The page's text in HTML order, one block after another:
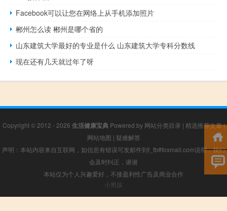
Facebook可以让您在网络上从手机添加照片
郴州怎么读 郴州是哪个省的
山东建筑大学最好的专业是什么 山东建筑大学专科分数线
现在还有几天就过年了呀
Copyright © 2012 - 2026 生活健康宝典Powered by 网站分类目录 | 精选推荐文章|
网站地图 | 疑难解答
声明：本站内容来自互联网，如信息有错误可发邮件到f_fb#foxmail.com说明，我们
会及时纠正，谢谢
本站仅为个人兴趣爱好，不接盈利性广告及商业合作
小男孩